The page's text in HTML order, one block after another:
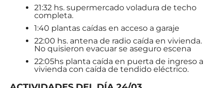
21:32 hs. supermercado voladura de techo
completa.
1:40 plantas caídas en acceso a garaje
22:00 hs. antena de radio caída en vivienda.
No quisieron evacuar se aseguro escena
22:05hs planta caída en puerta de ingreso a
vivienda con caída de tendido eléctrico.